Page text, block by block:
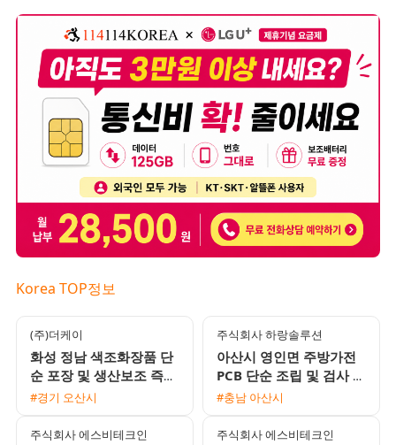
Korea TOP정보
(주)더케이
화성 정남 색조화장품 단
순 포장 및 생산보조 즉시
출근 사원 모집
#경기 오산시
주식회사 하랑솔루션
아산시 영인면 주방가전
PCB 단순 조립 및 검사 채
용 자차필수
#충남 아산시
주식회사 에스비테크인 주식회사 에스비테크인